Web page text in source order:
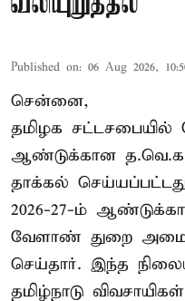
Published on: 06 Aug 2026,
சென்னை,
தமிழக சட்டசபையில்
ஆண்டுக்கான
தாக்கல்
2026-27-ம்
வேளாண் துறை
செய்தார். இந்த
தமிழ்நாடு